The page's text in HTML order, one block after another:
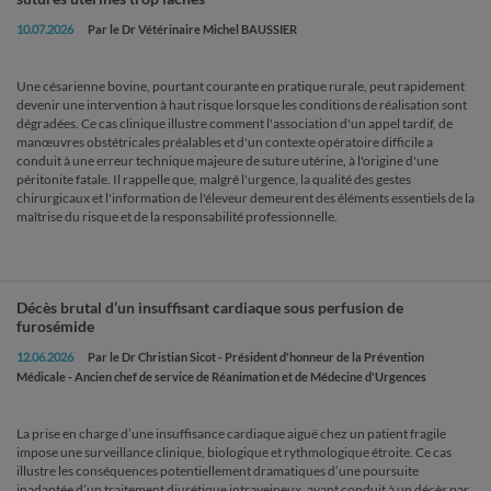
10.07.2026 Par le Dr Vétérinaire Michel BAUSSIER
Une césarienne bovine, pourtant courante en pratique rurale, peut rapidement
devenir une intervention à haut risque lorsque les conditions de réalisation sont
dégradées. Ce cas clinique illustre comment l'association d'un appel tardif, de
manœuvres obstétricales préalables et d'un contexte opératoire difficile a
conduit à une erreur technique majeure de suture utérine, à l'origine d'une
péritonite fatale. Il rappelle que, malgré l'urgence, la qualité des gestes
chirurgicaux et l'information de l'éleveur demeurent des éléments essentiels de la
maîtrise du risque et de la responsabilité professionnelle.
Décès brutal d’un insuffisant cardiaque sous perfusion de
furosémide
12.06.2026
Par le Dr Christian Sicot - Président d'honneur de la Prévention
Médicale - Ancien chef de service de Réanimation et de Médecine d'Urgences
La prise en charge d’une insuffisance cardiaque aiguë chez un patient fragile
impose une surveillance clinique, biologique et rythmologique étroite. Ce cas
illustre les conséquences potentiellement dramatiques d’une poursuite